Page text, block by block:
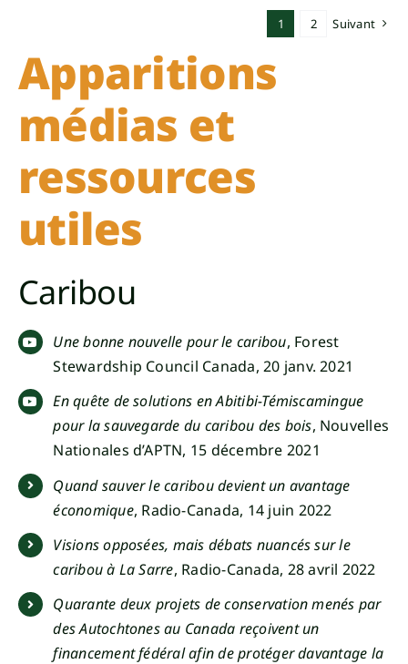
1 2 Suivant
Apparitions
médias et
ressources
utiles
Caribou
Une bonne nouvelle pour le caribou, Forest
Stewardship Council Canada, 20 janv. 2021
En quête de solutions en Abitibi-Témiscamingue
pour la sauvegarde du caribou des bois, Nouvelles
Nationales d’APTN, 15 décembre 2021
Quand sauver le caribou devient un avantage
économique, Radio-Canada, 14 juin 2022
Visions opposées, mais débats nuancés sur le
caribou à La Sarre, Radio-Canada, 28 avril 2022
Quarante deux projets de conservation menés par
des Autochtones au Canada reçoivent un
financement fédéral afin de protéger davantage la